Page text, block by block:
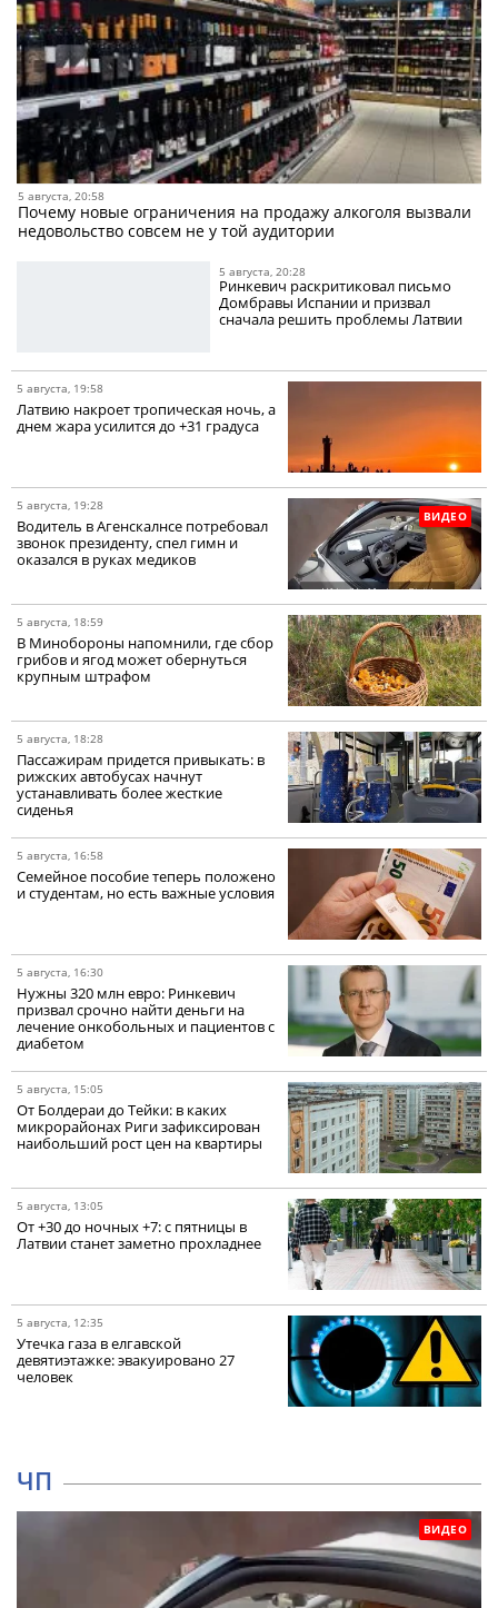
5 августа, 20:58
Почему новые ограничения на продажу алкоголя вызвали
недовольство совсем не у той аудитории
5 августа, 20:28
Ринкевич раскритиковал письмо
Домбравы Испании и призвал
сначала решить проблемы Латвии
5 августа, 19:58
Латвию накроет тропическая ночь, а
днем жара усилится до +31 градуса
ВИДЕО
5 августа, 19:28
Водитель в Агенскалнсе потребовал
звонок президенту, спел гимн и
оказался в руках медиков
5 августа, 18:59
В Минобороны напомнили, где сбор
грибов и ягод может обернуться
крупным штрафом
5 августа, 18:28
Пассажирам придется привыкать: в
рижских автобусах начнут
устанавливать более жесткие
сиденья
5 августа, 16:58
Семейное пособие теперь положено
и студентам, но есть важные условия
5 августа, 16:30
Нужны 320 млн евро: Ринкевич
призвал срочно найти деньги на
лечение онкобольных и пациентов с
диабетом
5 августа, 15:05
От Болдераи до Тейки: в каких
микрорайонах Риги зафиксирован
наибольший рост цен на квартиры
5 августа, 13:05
От +30 до ночных +7: с пятницы в
Латвии станет заметно прохладнее
5 августа, 12:35
Утечка газа в елгавской
девятиэтажке: эвакуировано 27
человек
ЧП
ВИДЕО